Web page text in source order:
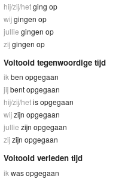
hij/zij/hetging op
wijgingen op
jullie gingen op
zijgingen op
Voltooid tegenwoordige tijd
ikben opgegaan
jijbent opgegaan
hij/zij/hetis opgegaan
wijzijn opgegaan
jullie zijn opgegaan
zijzijn opgegaan
Voltooid verleden tijd
ik was opgegaan